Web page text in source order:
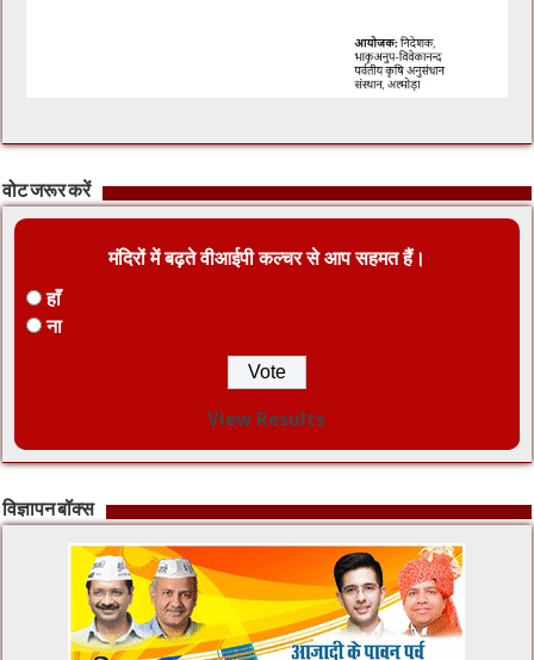
वोट जरूर करें
मंदिरों में बढ़ते वीआईपी कल्चर से आप सहमत हैं।
हाँ
ना
View Results
विज्ञापन बॉक्स